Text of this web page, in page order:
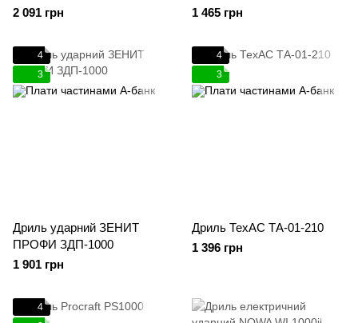
2 091 грн
1 465 грн
4
3
Дриль ударний ЗЕНИТ
ПРОФИ ЗДП-1000
1 901 грн
4
3
Дриль ТехАС ТА-01-210
1 396 грн
4